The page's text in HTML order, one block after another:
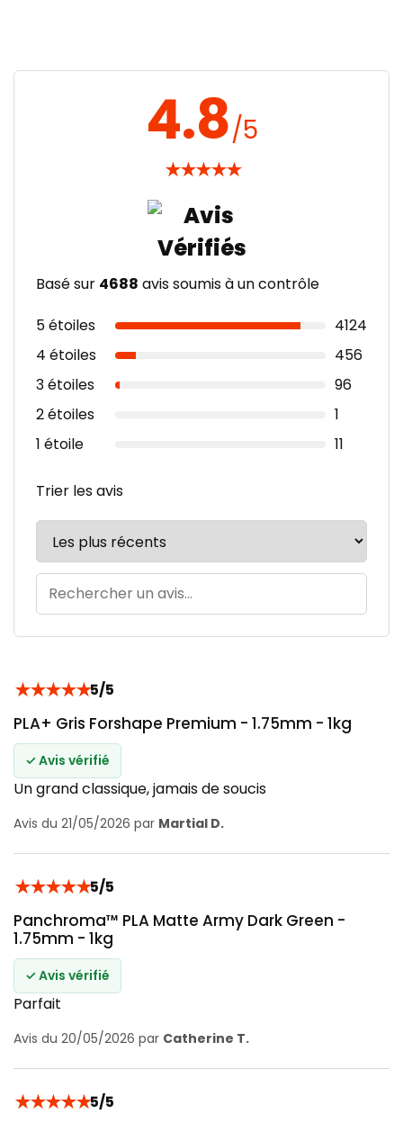
4.8/5
★★★★★
Basé sur 4688 avis soumis à un contrôle
5 étoiles
4124
4 étoiles
456
3 étoiles
96
2 étoiles
1
1 étoile
11
Trier les avis
★★★★★5/5
PLA+ Gris Forshape Premium - 1.75mm - 1kg
✓ Avis vérifié
Un grand classique, jamais de soucis
Avis du 21/05/2026 par Martial D.
★★★★★5/5
Panchroma™ PLA Matte Army Dark Green -
1.75mm - 1kg
✓ Avis vérifié
Parfait
Avis du 20/05/2026 par Catherine T.
★★★★★5/5